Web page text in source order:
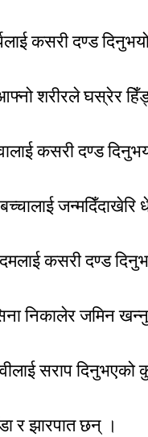
कसरी दण्ड
शरीरले घस्रेर
कसरी दण्ड
जन्मदिँदाखेरि
कसरी दण्ड
निकालेर जमिन
सराप दिनुभएको
र झारपात छन् ।